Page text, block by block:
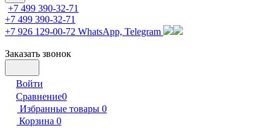
+7 499 390-32-71
+7 499 390-32-71
+7 926 129-00-72 WhatsApp, Telegram
Заказать звонок
Войти
Сравнение0
Избранные товары 0
Корзина 0